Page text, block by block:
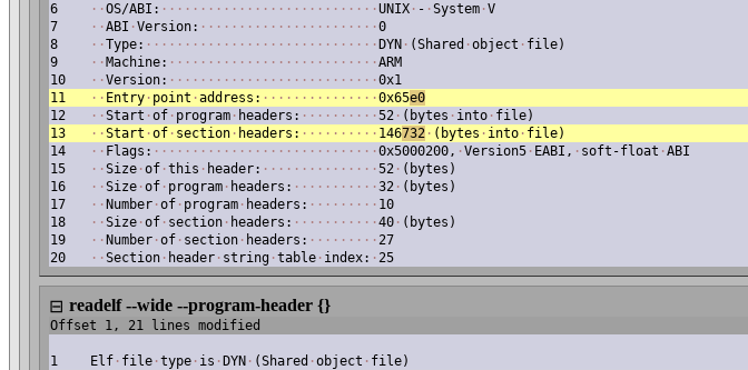
6
· ·OS/ABI: · · · · · · · · · · · · · · · · · · · · · · · · · · · ·UNIX · - ·System ·V
7
· ·ABI ·Version: · · · · · · · · · · · · · · · · · · · · · · ·0
8
· ·Type: · · · · · · · · · · · · · · · · · · · · · · · · · · · · · · DYN · (Shared ·object · file)
9
· · Machine: · · · · · · · · · · · · · · · · · · · · · · · · · · ·ARM
10
· ·Version: · · · · · · · · · · · · · · · · · · · · · · · · · · ·0x1
11
· · Entry · point ·address: · · · · · · · · · · · · · · ·0x65e0
12
· ·Start ·of · program · headers: · · · · · · · · · ·52 · (bytes · into · file)
13
· ·Start ·of · section · headers: · · · · · · · · · · 146732 · (bytes · into · file)
14
· · Flags: · · · · · · · · · · · · · · · · · · · · · · · · · · · · ·0x5000200, ·Version5 · EABI, · soft-float ·ABI
15
· ·Size ·of ·this · header: · · · · · · · · · · · · · · ·52 · (bytes)
16
· ·Size ·of · program · headers: · · · · · · · · · · ·32 · (bytes)
17
· · Number ·of · program · headers: · · · · · · · · · 10
18
· ·Size ·of · section · headers: · · · · · · · · · · ·40 · (bytes)
19
· · Number ·of · section · headers: · · · · · · · · ·27
20
· ·Section · header · string ·table · index: ·25
⊟ readelf --wide --program-header {}
Offset 1, 21 lines modified
1 Elf · file ·type · is · DYN · (Shared ·object · file)